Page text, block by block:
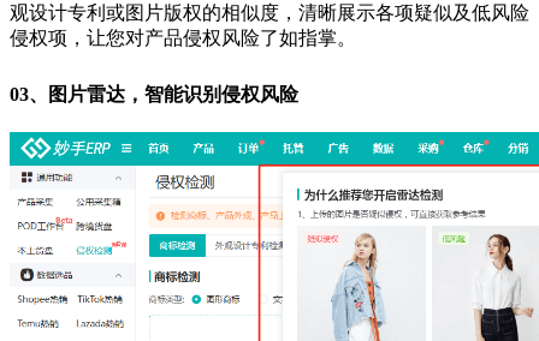
观设计专利或图片版权的相似度，清晰展示各项疑似及低风险
侵权项，让您对产品侵权风险了如指掌。
03、 图片雷达，智能识别侵权风险